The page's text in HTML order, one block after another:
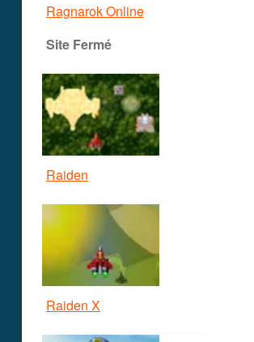
Ragnarok Online
Site Fermé
Raiden
Raiden X